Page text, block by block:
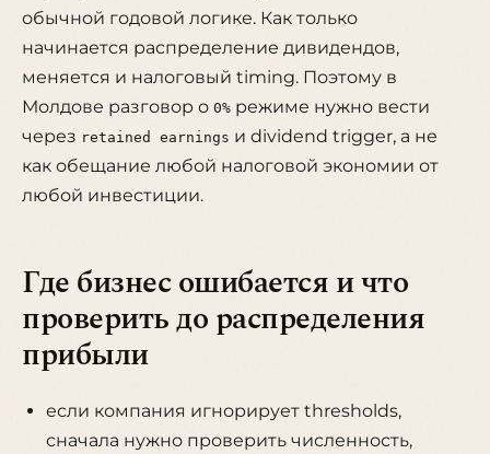
обычной годовой логике. Как только
начинается распределение дивидендов,
меняется и налоговый timing. Поэтому в
Молдове разговор о 0% режиме нужно вести
через retained earnings и dividend trigger, а не
как обещание любой налоговой экономии от
любой инвестиции.
Где бизнес ошибается и что
проверить до распределения
прибыли
если компания игнорирует thresholds,
сначала нужно проверить численность,